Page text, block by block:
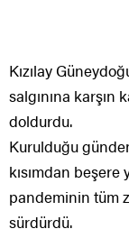
Kızılay
salgınına karşın
doldurdu.
Kurulduğu
kısımdan beşere
pandeminin tüm
sürdürdü.